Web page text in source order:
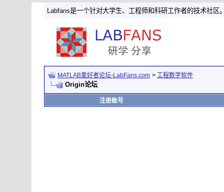
Labfans是一个针对大学生、工程师和科研工作者的技术社区
MATLAB爱好者论坛-LabFans.com > 工程数学软件
Origin论坛
注册账号